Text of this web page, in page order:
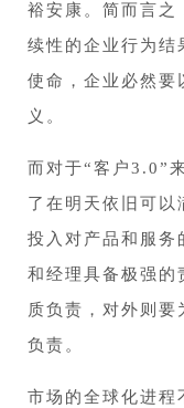
裕安康。简而言之
续性的企业行为结
使命，企业必然要
义。
而对于“客户3.0”
了在明天依旧可以
投入对产品和服务
和经理具备极强
质负责，对外则要
负责。
市场的全球化进程